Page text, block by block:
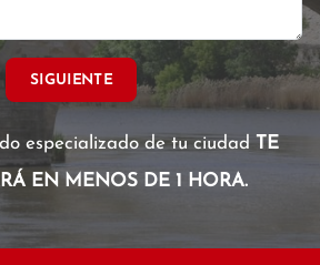
SIGUIENTE
especializado de tu ciudadTE
EN MENOS DE 1 HORA.